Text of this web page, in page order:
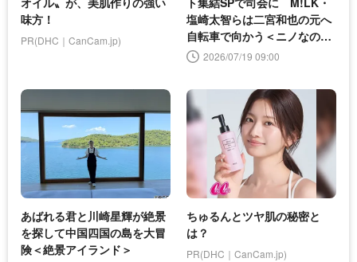
味方！
PR(DHC｜CanCam.jp)
塩崎太智らは二宮和也の元へ
自転車で向かう＜ニノなのに
＞ 2026/07/19 09:00
あばれる君と川崎星輝が絶景
を探して中国四国の島を大冒
険＜絶景アイランド＞
ちゅるんとツヤ肌の秘密と
は？
PR(DHC｜CanCam.jp)